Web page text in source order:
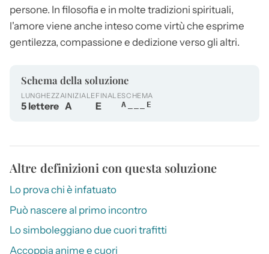
persone. In filosofia e in molte tradizioni spirituali,
l'amore viene anche inteso come virtù che esprime
gentilezza, compassione e dedizione verso gli altri.
Schema della soluzione
LUNGHEZZA
5 lettere
INIZIALE
A
FINALE
E
SCHEMA
A___E
Altre definizioni con questa soluzione
Lo prova chi è infatuato
Può nascere al primo incontro
Lo simboleggiano due cuori trafitti
Accoppia anime e cuori